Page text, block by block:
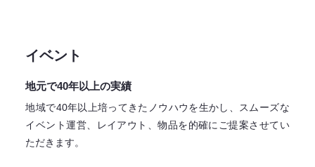
イベント
地元で40年以上の実績
地域で40年以上培ってきたノウハウを生かし、スムーズな
イベント運営、レイアウト、物品を的確にご提案させてい
ただきます。